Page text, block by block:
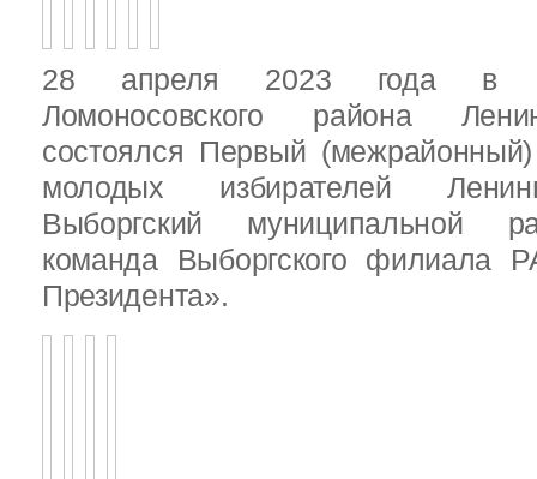
28 апреля 2023 года в
Ломоносовского района
состоялся Первый
молодых избирателей
Выборгский муниципальной
команда Выборгского филиала
Президента».